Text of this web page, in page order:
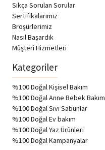
Sıkça Sorulan Sorular
Sertifikalarımız
Broşürlerimiz
Nasıl Başardık
Müşteri Hizmetleri
Kategoriler
%100 Doğal Kişisel Bakım
%100 Doğal Anne Bebek Bakım
%100 Doğal Sıvı Sabunlar
%100 Doğal Ev bakım
%100 Doğal Yaz Ürünleri
%100 Doğal Kampanyalar